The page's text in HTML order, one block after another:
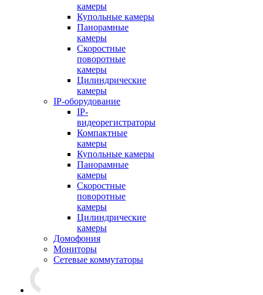
камеры
Купольные камеры
Панорамные
камеры
Скоростные
поворотные
камеры
Цилиндрические
камеры
IP-оборудование
IP-
видеорегистраторы
Компактные
камеры
Купольные камеры
Панорамные
камеры
Скоростные
поворотные
камеры
Цилиндрические
камеры
Домофония
Мониторы
Сетевые коммутаторы